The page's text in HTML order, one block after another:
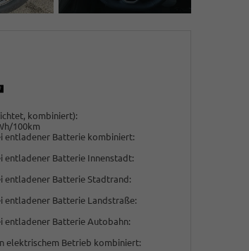
kombiniert):
100km
entladener Batterie kombiniert:
Batterie Innenstadt:
Batterie Stadtrand:
Batterie Landstraße:
Batterie Autobahn:
elektrischem Betrieb kombiniert: